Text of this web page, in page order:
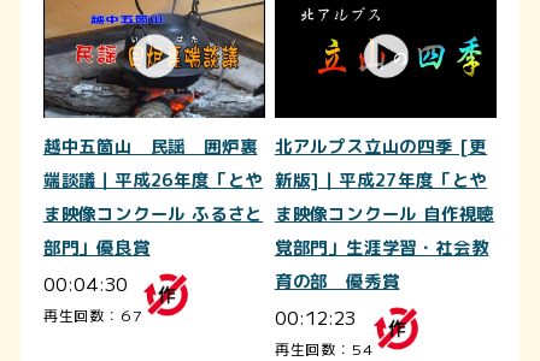
越中五箇山 民謡 囲炉裏
端談議｜平成26年度「とや
ま映像コンクール ふるさと
部門」優良賞
00:04:30
再生回数：67
北アルプス立山の四季 [更
新版]｜平成27年度「とや
ま映像コンクール 自作視聴
覚部門」生涯学習・社会教
育の部 優秀賞
00:12:23
再生回数：54